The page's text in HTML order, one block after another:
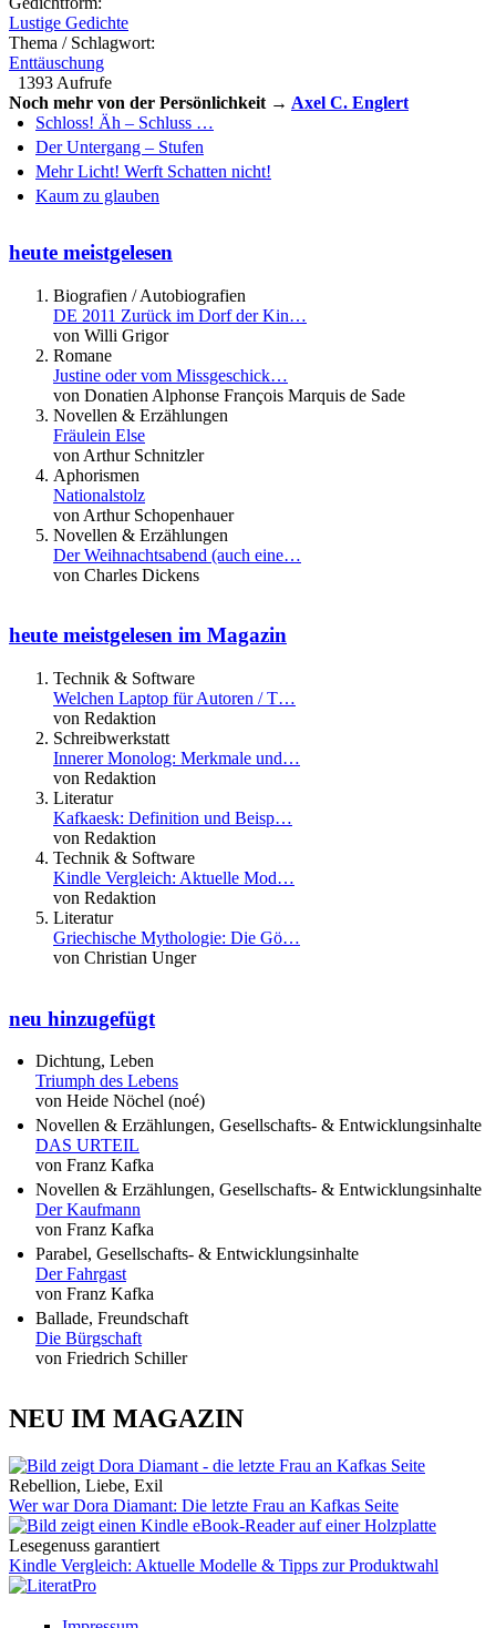
Lustige Gedichte
Thema / Schlagwort:
Enttäuschung
1393 Aufrufe
Noch mehr von der Persönlichkeit → Axel C. Englert
Schloss! Äh – Schluss …
Der Untergang – Stufen
Mehr Licht! Werft Schatten nicht!
Kaum zu glauben
heute meistgelesen
Biografien / Autobiografien
DE 2011 Zurück im Dorf der Kin…
von Willi Grigor
Romane
Justine oder vom Missgeschick…
von Donatien Alphonse François Marquis de Sade
Novellen & Erzählungen
Fräulein Else
von Arthur Schnitzler
Aphorismen
Nationalstolz
von Arthur Schopenhauer
Novellen & Erzählungen
Der Weihnachtsabend (auch eine…
von Charles Dickens
heute meistgelesen im Magazin
Technik & Software
Welchen Laptop für Autoren / T…
von Redaktion
Schreibwerkstatt
Innerer Monolog: Merkmale und…
von Redaktion
Literatur
Kafkaesk: Definition und Beisp…
von Redaktion
Technik & Software
Kindle Vergleich: Aktuelle Mod…
von Redaktion
Literatur
Griechische Mythologie: Die Gö…
von Christian Unger
neu hinzugefügt
Dichtung, Leben
Triumph des Lebens
von Heide Nöchel (noé)
Novellen & Erzählungen, Gesellschafts- & Entwicklungsinhalte
DAS URTEIL
von Franz Kafka
Novellen & Erzählungen, Gesellschafts- & Entwicklungsinhalte
Der Kaufmann
von Franz Kafka
Parabel, Gesellschafts- & Entwicklungsinhalte
Der Fahrgast
von Franz Kafka
Ballade, Freundschaft
Die Bürgschaft
von Friedrich Schiller
NEU IM MAGAZIN
Rebellion, Liebe, Exil
Wer war Dora Diamant: Die letzte Frau an Kafkas Seite
Lesegenuss garantiert
Kindle Vergleich: Aktuelle Modelle & Tipps zur Produktwahl